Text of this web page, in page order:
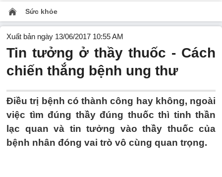
Sức khỏe
Xuất bản ngày 13/06/2017 10:55 AM
Tin tưởng ở thầy thuốc - Cách
chiến thắng bệnh ung thư
Điều trị bệnh có thành công hay không, ngoài
việc tìm đúng thầy đúng thuốc thì tinh thần
lạc quan và tin tưởng vào thầy thuốc của
bệnh nhân đóng vai trò vô cùng quan trọng.